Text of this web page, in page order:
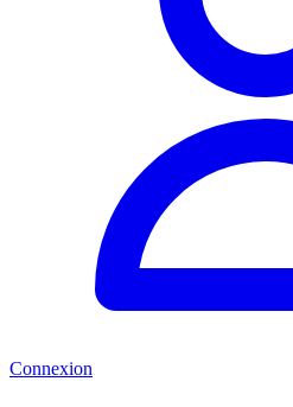
Connexion